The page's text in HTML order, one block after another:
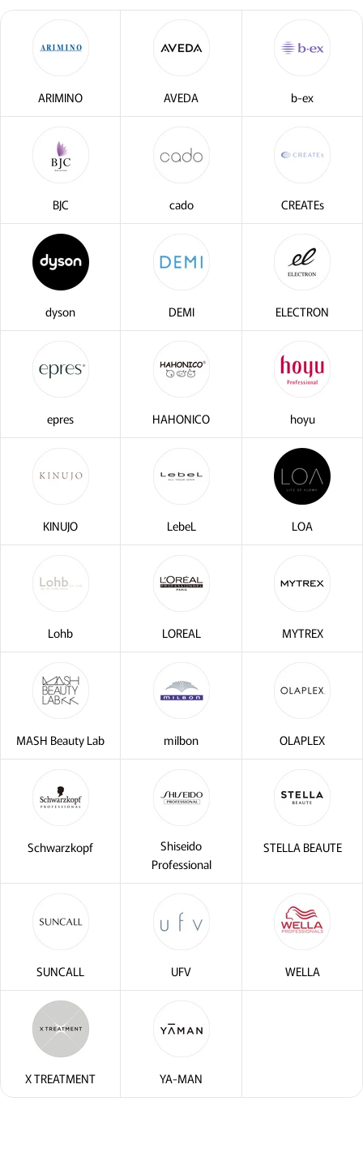
閉じる
ARIMINO AVEDA b-ex
BJC cado CREATEs
dyson DEMI ELECTRON
epres HAHONICO hoyu
KINUJO LebeL LOA
Lohb LOREAL MYTREX
MASH Beauty Lab milbon OLAPLEX
Schwarzkopf
Shiseido
Professional
STELLA BEAUTE
SUNCALL UFV WELLA
X TREATMENT YA-MAN